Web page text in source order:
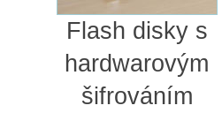
Flash disky s
hardwarovým
šifrováním